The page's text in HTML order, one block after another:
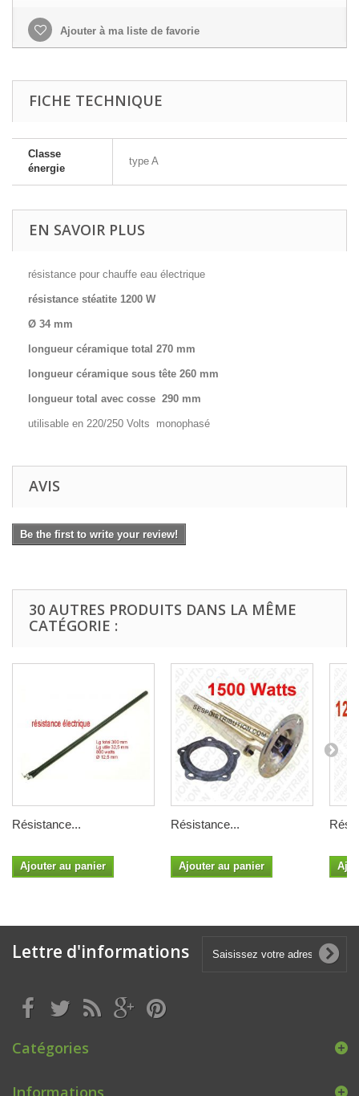
Ajouter à ma liste de favorie
FICHE TECHNIQUE
Classe
énergie
type A
EN SAVOIR PLUS
résistance pour chauffe eau électrique
résistance stéatite 1200 W
Ø 34 mm
longueur céramique total 270 mm
longueur céramique sous tête 260 mm
longueur total avec cosse 290 mm
utilisable en 220/250 Volts monophasé
AVIS
Be the first to write your review!
30 AUTRES PRODUITS DANS LA MÊME
CATÉGORIE :
Résistance...
Ajouter au panier
Résistance...
Ajouter au panier
Lettre d'informations
Catégories
Informations